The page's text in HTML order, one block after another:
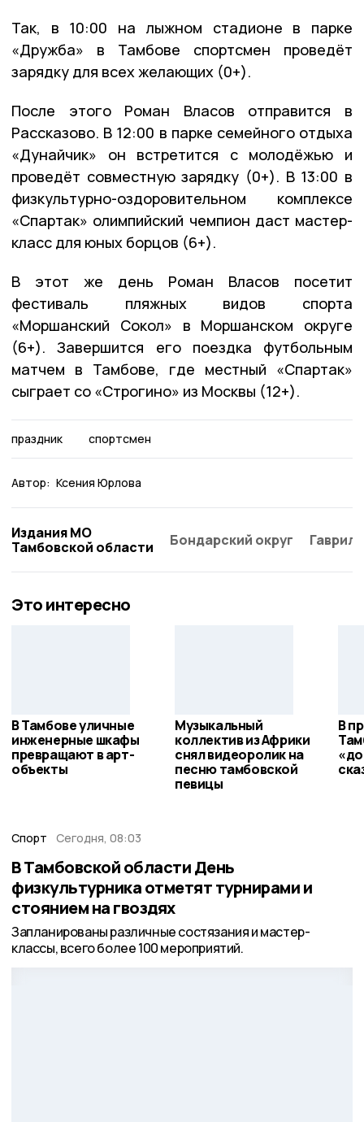
Так, в 10:00 на лыжном стадионе в парке
«Дружба» в Тамбове спортсмен проведёт
зарядку для всех желающих (0+).
После этого Роман Власов отправится в
Рассказово. В 12:00 в парке семейного отдыха
«Дунайчик» он встретится с молодёжью и
проведёт совместную зарядку (0+). В 13:00 в
физкультурно-оздоровительном комплексе
«Спартак» олимпийский чемпион даст мастер-
класс для юных борцов (6+).
В этот же день Роман Власов посетит
фестиваль пляжных видов спорта
«Моршанский Сокол» в Моршанском округе
(6+). Завершится его поездка футбольным
матчем в Тамбове, где местный «Спартак»
сыграет со «Строгино» из Москвы (12+).
праздник спортсмен
Автор: Ксения Юрлова
Издания МО
Тамбовской области
Бондарский округ
Это интересно
В Тамбове уличные
инженерные шкафы
превращают в арт-
объекты
Музыкальный
коллектив из Африки
снял видеоролик на
песню тамбовской
певицы
В
Спорт Сегодня, 08:03
В Тамбовской области День
физкультурника отметят турнирами и
стоянием на гвоздях
Запланированы различные состязания и мастер-
классы, всего более 100 мероприятий.